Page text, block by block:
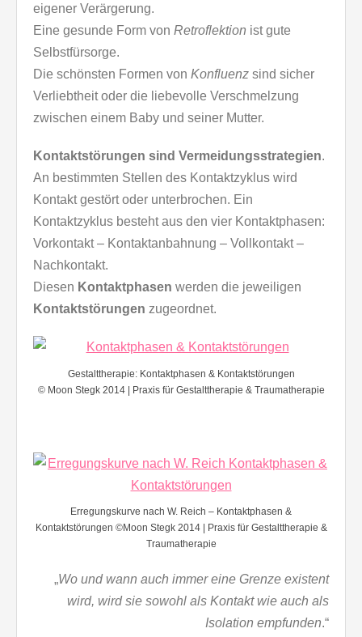
eigener Verärgerung.
Eine gesunde Form von Retroflektion ist gute
Selbstfürsorge.
Die schönsten Formen von Konfluenz sind sicher
Verliebtheit oder die liebevolle Verschmelzung
zwischen einem Baby und seiner Mutter.
Kontaktstörungen sind Vermeidungsstrategien.
An bestimmten Stellen des Kontaktzyklus wird
Kontakt gestört oder unterbrochen. Ein
Kontaktzyklus besteht aus den vier Kontaktphasen:
Vorkontakt – Kontaktanbahnung – Vollkontakt –
Nachkontakt.
Diesen Kontaktphasen werden die jeweiligen
Kontaktstörungen zugeordnet.
Gestalttherapie: Kontaktphasen & Kontaktstörungen
© Moon Stegk 2014 | Praxis für Gestalttherapie & Traumatherapie
Erregungskurve nach W. Reich – Kontaktphasen &
Kontaktstörungen ©Moon Stegk 2014 | Praxis für Gestalttherapie &
Traumatherapie
„Wo und wann auch immer eine Grenze existent
wird, wird sie sowohl als Kontakt wie auch als
Isolation empfunden.“